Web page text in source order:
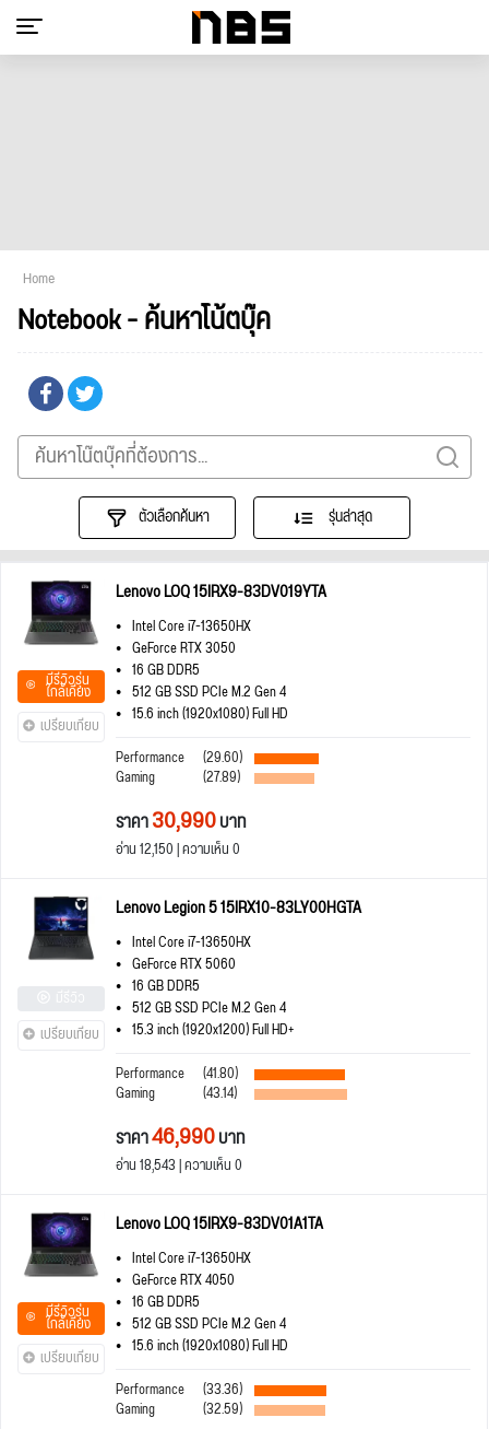
Home
Notebook - ค้นหาโน้ตบุ๊ค
ตัวเลือกค้นหา รุ่นล่าสุด
มีรีวิวรุ่น
ใกล้เคียง
เปรียบเทียบ
Lenovo LOQ 15IRX9-83DV019YTA
Intel Core i7-13650HX
GeForce RTX 3050
16 GB DDR5
512 GB SSD PCIe M.2 Gen 4
15.6 inch (1920x1080) Full HD
Performance
(29.60)
Gaming (27.89)
ราคา30,990บาท
อ่าน 12,150 | ความเห็น 0
เปรียบเทียบ
Lenovo Legion 5 15IRX10-83LY00HGTA
Intel Core i7-13650HX
GeForce RTX 5060
16 GB DDR5
512 GB SSD PCIe M.2 Gen 4
15.3 inch (1920x1200) Full HD+
Performance
(41.80)
Gaming (43.14)
ราคา46,990บาท
อ่าน 18,543 | ความเห็น 0
มีรีวิวรุ่น
ใกล้เคียง
เปรียบเทียบ
Lenovo LOQ 15IRX9-83DV01A1TA
Intel Core i7-13650HX
GeForce RTX 4050
16 GB DDR5
512 GB SSD PCIe M.2 Gen 4
15.6 inch (1920x1080) Full HD
Performance
(33.36)
Gaming (32.59)